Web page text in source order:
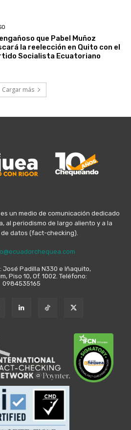
que Pabel Muñoz
la reelección en Quito con el
Socialista Ecuatoriano
Cargar más
es un medio de comunicación dedicado
al periodismo de largo aliento y a la
datos (fact-checking).
José Padilla N330 e Iñaquito,
Piso 10, Of. 1002. Teléfono:
0984535165